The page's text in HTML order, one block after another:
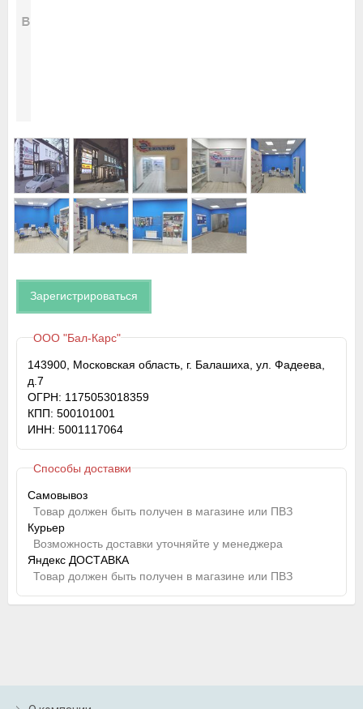
Зарегистрироваться
ООО "Бал-Карс"
143900, Московская область, г. Балашиха, ул. Фадеева,
д.7
ОГРН: 1175053018359
КПП: 500101001
ИНН: 5001117064
Способы доставки
Самовывоз
Товар должен быть получен в магазине или ПВЗ
Курьер
Возможность доставки уточняйте у менеджера
Яндекс ДОСТАВКА
Товар должен быть получен в магазине или ПВЗ